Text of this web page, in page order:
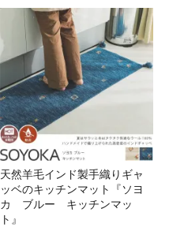
天然羊毛インド製手織りギャ
ッベのキッチンマット『ソヨ
カ ブルー キッチンマッ
ト』